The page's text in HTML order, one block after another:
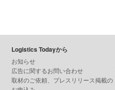
Logistics Todayから
お知らせ
広告に関するお問い合わせ
取材のご依頼、プレスリリース掲載の